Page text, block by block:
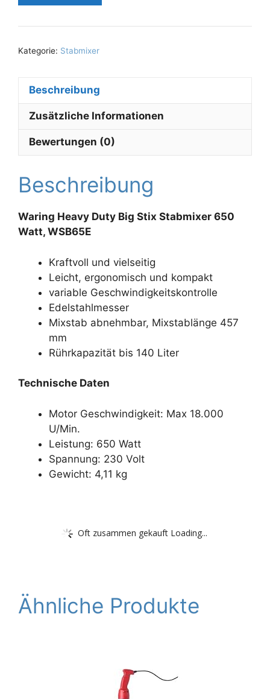
Kategorie: Stabmixer
Beschreibung
Zusätzliche Informationen
Bewertungen (0)
Beschreibung
Waring Heavy Duty Big Stix Stabmixer 650
Watt, WSB65E
Kraftvoll und vielseitig
Leicht, ergonomisch und kompakt
variable Geschwindigkeitskontrolle
Edelstahlmesser
Mixstab abnehmbar, Mixstablänge 457
mm
Rührkapazität bis 140 Liter
Technische Daten
Motor Geschwindigkeit: Max 18.000
U/Min.
Leistung: 650 Watt
Spannung: 230 Volt
Gewicht: 4,11 kg
Oft zusammen gekauft Loading...
Ähnliche Produkte